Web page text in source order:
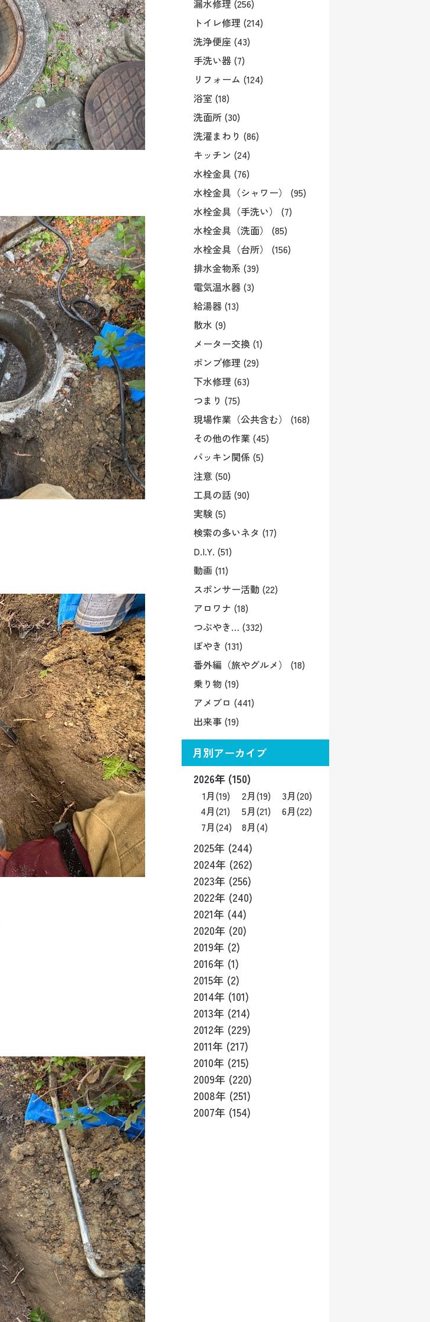
漏水修理 (256)
トイレ修理 (214)
洗浄便座 (43)
手洗い器 (7)
リフォーム (124)
浴室 (18)
洗面所 (30)
洗濯まわり (86)
キッチン (24)
水栓金具 (76)
水栓金具（シャワー） (95)
水栓金具（手洗い） (7)
水栓金具（洗面） (85)
水栓金具（台所） (156)
排水金物系 (39)
電気温水器 (3)
給湯器 (13)
散水 (9)
メーター交換 (1)
ポンプ修理 (29)
下水修理 (63)
つまり (75)
現場作業（公共含む） (168)
その他の作業 (45)
パッキン関係 (5)
注意 (50)
工具の話 (90)
実験 (5)
検索の多いネタ (17)
D.I.Y. (51)
動画 (11)
スポンサー活動 (22)
アロワナ (18)
つぶやき… (332)
ぼやき (131)
番外編（旅やグルメ） (18)
乗り物 (19)
アメブロ (441)
出来事 (19)
月別アーカイブ
2026年 (150)
1月(19) 2月(19) 3月(20)
4月(21) 5月(21) 6月(22)
7月(24) 8月(4)
2025年 (244)
2024年 (262)
2023年 (256)
2022年 (240)
2021年 (44)
2020年 (20)
2019年 (2)
2016年 (1)
2015年 (2)
2014年 (101)
2013年 (214)
2012年 (229)
2011年 (217)
2010年 (215)
2009年 (220)
2008年 (251)
2007年 (154)